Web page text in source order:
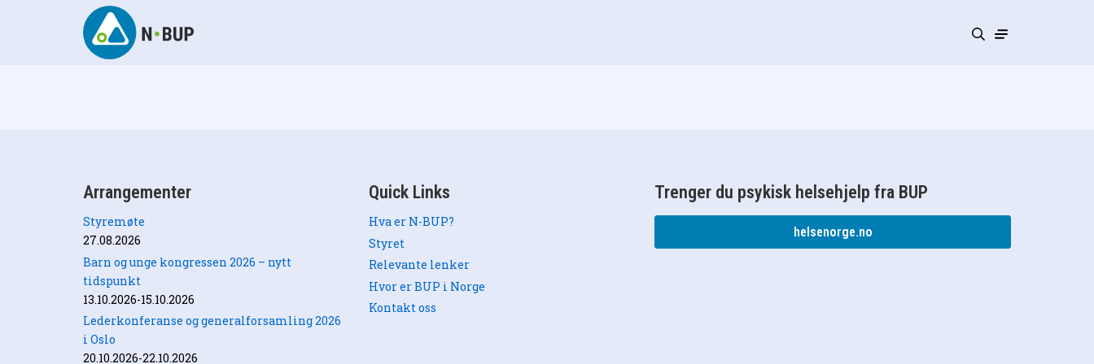
Arrangementer
Styremøte
27.08.2026
Barn og unge kongressen 2026 – nytt
tidspunkt
13.10.2026-15.10.2026
Lederkonferanse og generalforsamling 2026
i Oslo
20.10.2026-22.10.2026
Quick Links
Hva er N-BUP?
Styret
Relevante lenker
Hvor er BUP i Norge
Kontakt oss
Trenger du psykisk helsehjelp fra BUP
helsenorge.no